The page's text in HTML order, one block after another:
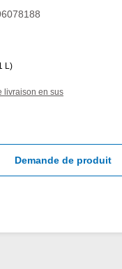
L)
livraison en sus
Demande de produit